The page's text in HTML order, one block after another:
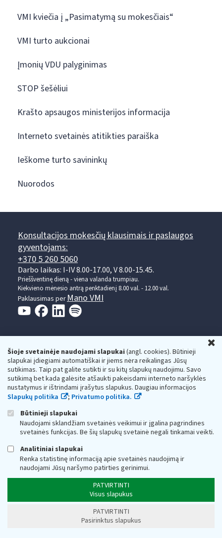
Šioje svetainėje naudojami slapukai(angl. cookies). Būtinieji
slapukai įdiegiami automatiškai ir jiems nėra reikalingas Jūsų
sutikimas. Taip pat galite sutikti ir su kitų slapukų naudojimu. Savo
sutikimą bet kada galėsite atšaukti pakeisdami interneto naršyklės
nustatymus ir ištrindami įrašytus slapukus. Daugiau informacijos
Slapukų politika
; Privatumo politika.
Būtinieji slapukai
Naudojami sklandžiam svetainės veikimui ir įgalina pagrindines
svetainės funkcijas. Be šių slapukų svetainė negali tinkamai veikti.
Analitiniai slapukai
Renka statistinę informaciją apie svetainės naudojimą ir
naudojami Jūsų naršymo patirties gerinimui.
PATVIRTINTI
Visus slapukus
PATVIRTINTI
Pasirinktus slapukus
VMI kviečia į „Pasimatymą su mokesčiais“
VMI turto aukcionai
Įmonių VDU palyginimas
STOP šešėliui
Krašto apsaugos ministerijos informacija
Interneto svetainės atitikties paraiška
Ieškome turto savininkų
Nuorodos
Konsultacijos mokesčių klausimais ir paslaugos
gyventojams:
+370 5 260 5060
Darbo laikas: I-IV 8.00-17.00, V 8.00-15.45.
Prieššventinę dieną - viena valanda trumpiau.
Kiekvieno mėnesio antrą penktadienį 8.00 val. - 12.00 val.
Paklausimas per Mano VMI
Valstybinė mokesčių inspekcija prie Lietuvos
Respublikos finansų ministerijos
Biudžetinė įstaiga. Juridinio asmens kodas — 188659752,
vmi@vmi.lt, E. pristatymo dėžutės adresas 188659752
Duomenys apie Valstybinę mokesčių inspekciją prie Lietuvos
Respublikos finansų ministerijos kaupiami ir saugomi Juridinių
asmenų registre